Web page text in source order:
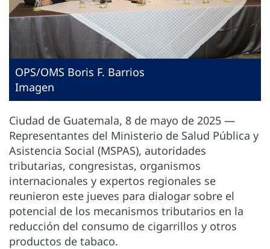
OPS/OMS Boris F. Barrios
Imagen
Ciudad de Guatemala, 8 de mayo de 2025 —
Representantes del Ministerio de Salud Pública y
Asistencia Social (MSPAS), autoridades
tributarias, congresistas, organismos
internacionales y expertos regionales se
reunieron este jueves para dialogar sobre el
potencial de los mecanismos tributarios en la
reducción del consumo de cigarrillos y otros
productos de tabaco.